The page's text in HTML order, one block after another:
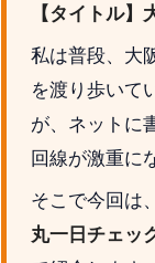
【タイトル
私は普段、大
を渡り歩いて
が、ネットに
回線が激重に
そこで今回は
丸一日チェッ